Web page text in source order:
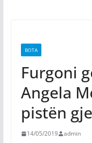
BOTA
Furgoni
Angela
pistën
14/05/2019 admin